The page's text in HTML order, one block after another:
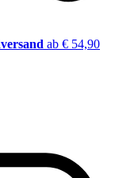
ab € 54,90